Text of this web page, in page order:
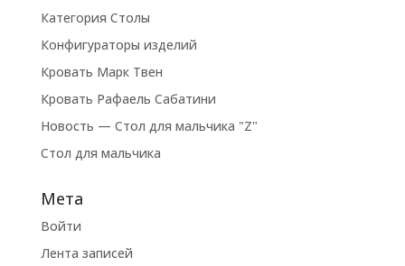
Категория Столы
Конфигураторы изделий
Кровать Марк Твен
Кровать Рафаель Сабатини
Новость — Стол для мальчика "Z"
Стол для мальчика
Мета
Войти
Лента записей